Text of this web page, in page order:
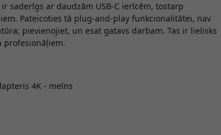
saderīgs ar daudzām USB-C ierīcēm, tostarp
Pateicoties tā plug-and-play funkcionalitātei, nav
pievienojiet, un esat gatavs darbam. Tas ir lielisks
profesionāļiem.
4K - melns